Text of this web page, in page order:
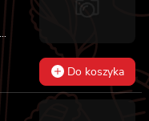
Do koszyka